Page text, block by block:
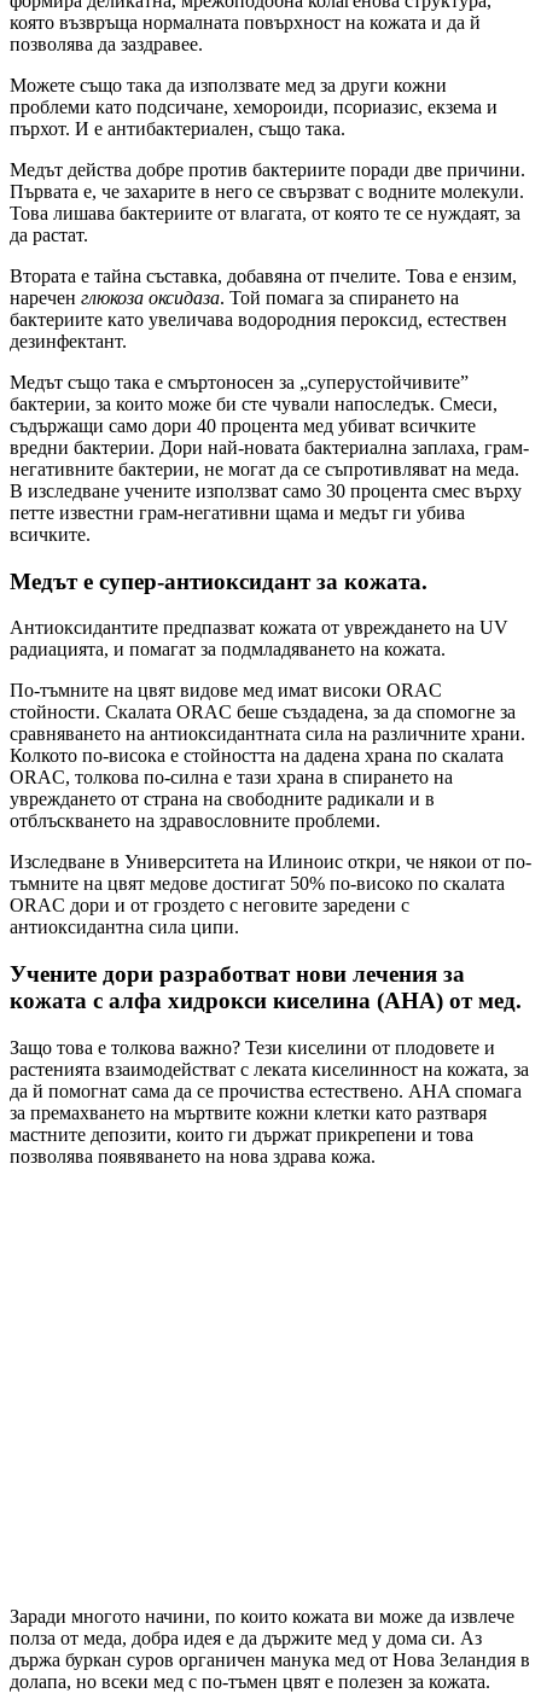
която възвръща нормалната повърхност на кожата и да й
позволява да заздравее.
Можете също така да използвате мед за други кожни
проблеми като подсичане, хемороиди, псориазис, екзема и
пърхот. И е антибактериален, също така.
Медът действа добре против бактериите поради две причини.
Първата е, че захарите в него се свързват с водните молекули.
Това лишава бактериите от влагата, от която те се нуждаят, за
да растат.
Втората е тайна съставка, добавяна от пчелите. Това е ензим,
наречен глюкоза оксидаза. Той помага за спирането на
бактериите като увеличава водородния пероксид, естествен
дезинфектант.
Медът също така е смъртоносен за „суперустойчивите”
бактерии, за които може би сте чували напоследък. Смеси,
съдържащи само дори 40 процента мед убиват всичките
вредни бактерии. Дори най-новата бактериална заплаха, грам-
негативните бактерии, не могат да се съпротивляват на меда.
В изследване учените използват само 30 процента смес върху
петте известни грам-негативни щама и медът ги убива
всичките.
Медът е супер-антиоксидант за кожата.
Антиоксидантите предпазват кожата от увреждането на UV
радиацията, и помагат за подмладяването на кожата.
По-тъмните на цвят видове мед имат високи ORAC
стойности. Скалата ORAC беше създадена, за да спомогне за
сравняването на антиоксидантната сила на различните храни.
Колкото по-висока е стойността на дадена храна по скалата
ORAC, толкова по-силна е тази храна в спирането на
увреждането от страна на свободните радикали и в
отблъскването на здравословните проблеми.
Изследване в Университета на Илиноис откри, че някои от по-
тъмните на цвят медове достигат 50% по-високо по скалата
ORAC дори и от гроздето с неговите заредени с
антиоксидантна сила ципи.
Учените дори разработват нови лечения за
кожата с алфа хидрокси киселина (AHA) от мед.
Защо това е толкова важно? Тези киселини от плодовете и
растенията взаимодействат с леката киселинност на кожата, за
да й помогнат сама да се прочиства естествено. AHA спомага
за премахването на мъртвите кожни клетки като разтваря
мастните депозити, които ги държат прикрепени и това
позволява появяването на нова здрава кожа.
Заради многото начини, по които кожата ви може да извлече
полза от меда, добра идея е да държите мед у дома си. Аз
държа буркан суров органичен манука мед от Нова Зеландия в
долапа, но всеки мед с по-тъмен цвят е полезен за кожата.